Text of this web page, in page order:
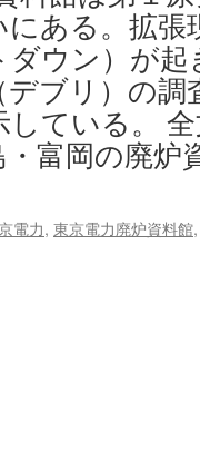
ある。拡張
ウン）が
ブリ）の
ている。
富岡の廃
電力, 東京電力廃炉資料館